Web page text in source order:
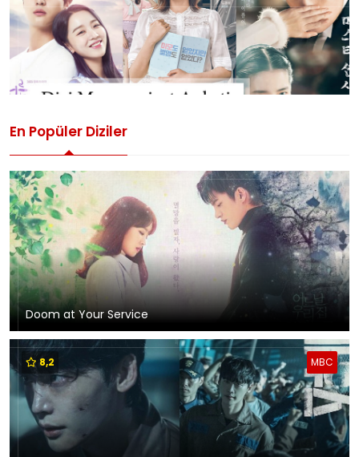
En Popüler Diziler
Doom at Your Service
MBC
8,2